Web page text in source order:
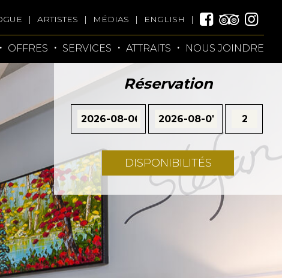
ARTISTES MÉDIAS ENGLISH
OFFRES SERVICES ATTRAITS NOUS JOINDRE
Réservation
DISPONIBILITÉS